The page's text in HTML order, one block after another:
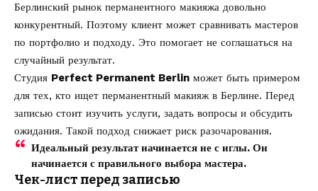
Берлинский рынок перманентного макияжа довольно
конкурентный. Поэтому клиент может сравнивать мастеров
по портфолио и подходу. Это помогает не соглашаться на
случайный результат.
Студия Perfect Permanent Berlin может быть примером
для тех, кто ищет перманентный макияж в Берлине. Перед
записью стоит изучить услуги, задать вопросы и обсудить
ожидания. Такой подход снижает риск разочарования.
Идеальный результат начинается не с иглы. Он
начинается с правильного выбора мастера.
Чек-лист перед записью